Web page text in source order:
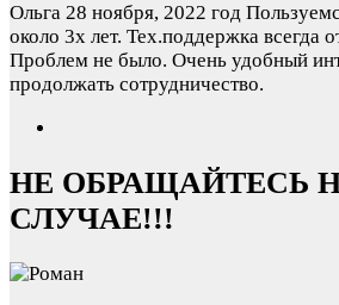
Ольга 28 ноября, 2022 год
около 3х лет. Тех.поддержка всегда
Проблем не было. Очень удобный
продолжать сотрудничество.
НЕ ОБРАЩАЙТЕСЬ
СЛУЧАЕ!!!